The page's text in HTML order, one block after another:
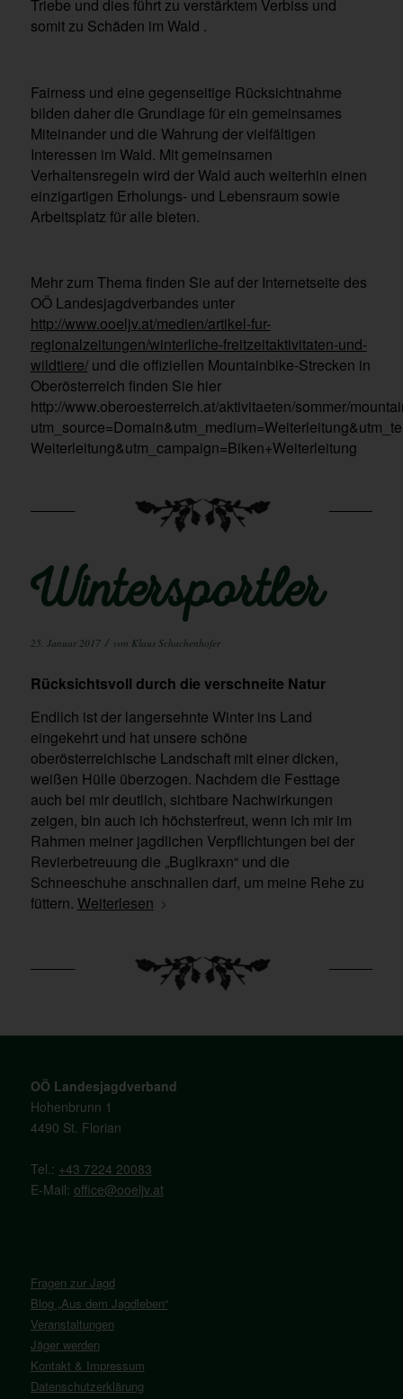
Triebe und dies führt zu verstärktem Verbiss und
somit zu Schäden im Wald .
Fairness und eine gegenseitige Rücksichtnahme
bilden daher die Grundlage für ein gemeinsames
Miteinander und die Wahrung der vielfältigen
Interessen im Wald. Mit gemeinsamen
Verhaltensregeln wird der Wald auch weiterhin einen
einzigartigen Erholungs- und Lebensraum sowie
Arbeitsplatz für alle bieten.
Mehr zum Thema finden Sie auf der Internetseite des
OÖ Landesjagdverbandes unter
http://www.ooeljv.at/medien/artikel-fur-
regionalzeitungen/winterliche-freitzeitaktivitaten-und-
wildtiere/und die offiziellen Mountainbike-Strecken in
Oberösterreich finden Sie hier
http://www.oberoesterreich.at/aktivitaeten/sommer/
Weiterleitung&utm_campaign=Biken+Weiterleitung
Wintersportler
25. Januar 2017 / von Klaus Schachenhofer
Rücksichtsvoll durch die verschneite Natur
Endlich ist der langersehnte Winter ins Land
eingekehrt und hat unsere schöne
oberösterreichische Landschaft mit einer dicken,
weißen Hülle überzogen. Nachdem die Festtage
auch bei mir deutlich, sichtbare Nachwirkungen
zeigen, bin auch ich höchsterfreut, wenn ich mir im
Rahmen meiner jagdlichen Verpflichtungen bei der
Revierbetreuung die „Buglkraxn“ und die
Schneeschuhe anschnallen darf, um meine Rehe zu
füttern. Weiterlesen
OÖ Landesjagdverband
Hohenbrunn 1
4490 St. Florian
Tel.: +43 7224 20083
E-Mail: office@ooeljv.at
Fragen zur Jagd
Blog „Aus dem Jagdleben“
Veranstaltungen
Jäger werden
Kontakt & Impressum
Datenschutzerklärung